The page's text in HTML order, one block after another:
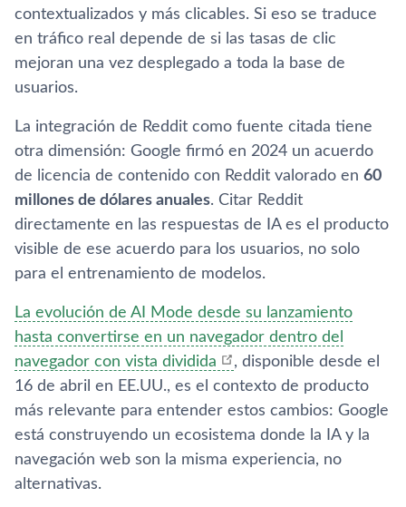
contextualizados y más clicables. Si eso se traduce
en tráfico real depende de si las tasas de clic
mejoran una vez desplegado a toda la base de
usuarios.
La integración de Reddit como fuente citada tiene
otra dimensión: Google firmó en 2024 un acuerdo
de licencia de contenido con Reddit valorado en 60
millones de dólares anuales. Citar Reddit
directamente en las respuestas de IA es el producto
visible de ese acuerdo para los usuarios, no solo
para el entrenamiento de modelos.
La evolución de AI Mode desde su lanzamiento
hasta convertirse en un navegador dentro del
navegador con vista dividida
, disponible desde el
16 de abril en EE.UU., es el contexto de producto
más relevante para entender estos cambios: Google
está construyendo un ecosistema donde la IA y la
navegación web son la misma experiencia, no
alternativas.